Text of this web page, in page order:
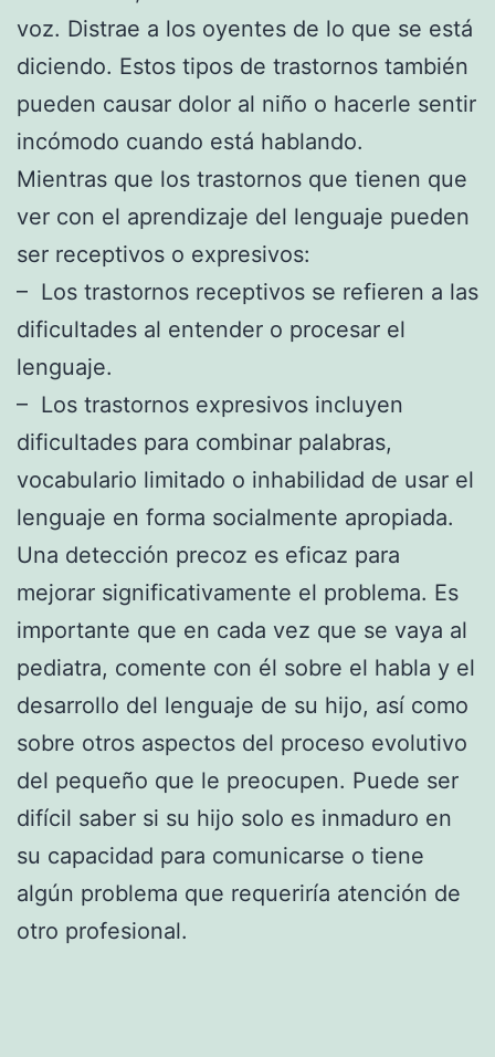
voz. Distrae a los oyentes de lo que se está
diciendo. Estos tipos de trastornos también
pueden causar dolor al niño o hacerle sentir
incómodo cuando está hablando.
Mientras que los trastornos que tienen que
ver con el aprendizaje del lenguaje pueden
ser receptivos o expresivos:
– Los trastornos receptivos se refieren a las
dificultades al entender o procesar el
lenguaje.
– Los trastornos expresivos incluyen
dificultades para combinar palabras,
vocabulario limitado o inhabilidad de usar el
lenguaje en forma socialmente apropiada.
Una detección precoz es eficaz para
mejorar significativamente el problema. Es
importante que en cada vez que se vaya al
pediatra, comente con él sobre el habla y el
desarrollo del lenguaje de su hijo, así como
sobre otros aspectos del proceso evolutivo
del pequeño que le preocupen. Puede ser
difícil saber si su hijo solo es inmaduro en
su capacidad para comunicarse o tiene
algún problema que requeriría atención de
otro profesional.